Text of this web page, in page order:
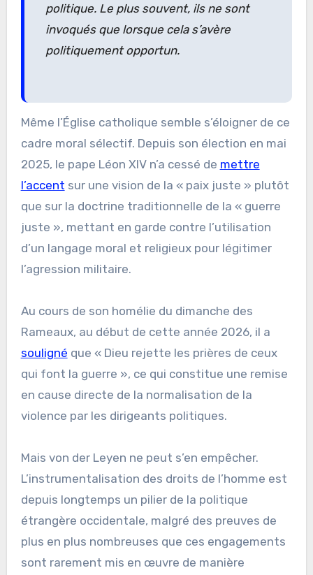
politique. Le plus souvent, ils ne sont
invoqués que lorsque cela s’avère
politiquement opportun.
Même l’Église catholique semble s’éloigner de ce
cadre moral sélectif. Depuis son élection en mai
2025, le pape Léon XIV n’a cessé de mettre
l’accent sur une vision de la « paix juste » plutôt
que sur la doctrine traditionnelle de la « guerre
juste », mettant en garde contre l’utilisation
d’un langage moral et religieux pour légitimer
l’agression militaire.
Au cours de son homélie du dimanche des
Rameaux, au début de cette année 2026, il a
souligné que « Dieu rejette les prières de ceux
qui font la guerre », ce qui constitue une remise
en cause directe de la normalisation de la
violence par les dirigeants politiques.
Mais von der Leyen ne peut s’en empêcher.
L’instrumentalisation des droits de l’homme est
depuis longtemps un pilier de la politique
étrangère occidentale, malgré des preuves de
plus en plus nombreuses que ces engagements
sont rarement mis en œuvre de manière